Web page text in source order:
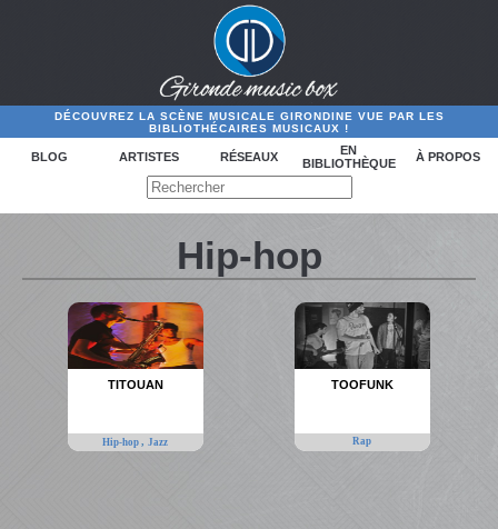
DÉCOUVREZ LA SCÈNE MUSICALE GIRONDINE VUE PAR LES
BIBLIOTHÉCAIRES MUSICAUX !
BLOG ARTISTES RÉSEAUX
EN
BIBLIOTHÈQUE
À PROPOS
Hip-hop
TITOUAN
Hip-hop,Jazz
TOOFUNK
Rap